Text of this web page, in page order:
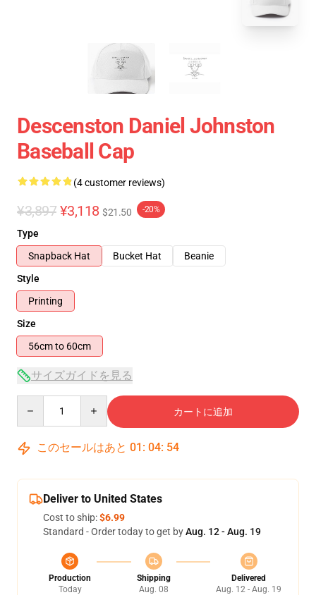
Descenston Daniel Johnston
Baseball Cap
(4 customer reviews)
¥3,897 ¥3,118 $21.50 -20%
Type
Snapback Hat
Bucket Hat
Beanie
Style
Printing
Size
56cm to 60cm
サイズガイドを見る
カートに追加
このセールはあと 01 : 04: 53
Deliver to United States
Cost to ship:$6.99
Standard - Order today to get byAug. 12 - Aug. 19
Production
Today
Shipping
Aug. 08
Delivered
Aug. 12 - Aug. 19